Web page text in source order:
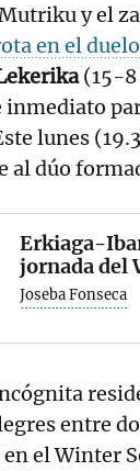
y el
en el
(15-8
inmediato
lunes
al dúo
Erkiaga-
jornada del
Joseba Fonseca
entre
el Winter